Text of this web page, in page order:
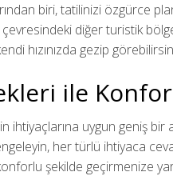
biri, tatilinizi özgürce
çevresindeki diğer turistik
hızınızda gezip
ile
ihtiyaçlarına uygun geniş
her türlü ihtiyaca
şekilde geçirmenize